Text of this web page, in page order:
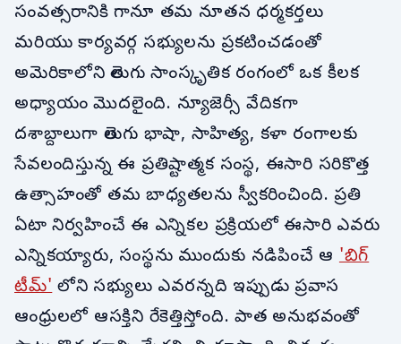
సంవత్సరానికి గానూ తమ నూతన ధర్మకర్తలు
మరియు కార్యవర్గ సభ్యులను ప్రకటించడంతో
అమెరికాలోని తెలుగు సాంస్కృతిక రంగంలో ఒక కీలక
అధ్యాయం మొదలైంది. న్యూజెర్సీ వేదికగా
దశాబ్దాలుగా తెలుగు భాషా, సాహిత్య, కళా రంగాలకు
సేవలందిస్తున్న ఈ ప్రతిష్టాత్మక సంస్థ, ఈసారి సరికొత్త
ఉత్సాహంతో తమ బాధ్యతలను స్వీకరించింది. ప్రతి
ఏటా నిర్వహించే ఈ ఎన్నికల ప్రక్రియలో ఈసారి ఎవరు
ఎన్నికయ్యారు, సంస్థను ముందుకు నడిపించే ఆ 'బిగ్
టీమ్'లోని సభ్యులు ఎవరన్నది ఇప్పుడు ప్రవాస
ఆంధ్రులలో ఆసక్తిని రేకెత్తిస్తోంది. పాత అనుభవంతో